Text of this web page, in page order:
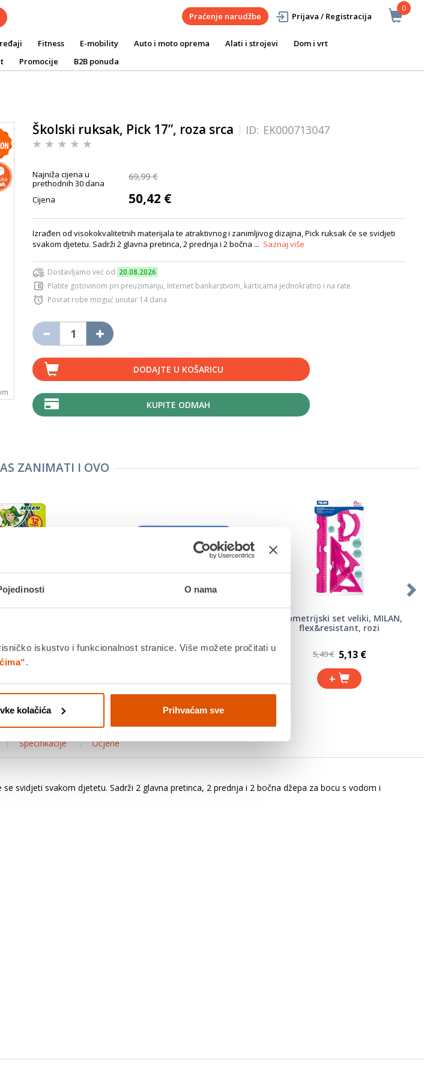
O nama
iskustvo i funkcionalnost stranice. Više možete pročitati u
.
kolačića Prihvaćam sve
0
Praćenje narudžbe Prijava / Registracija
Fitness E-mobility Auto i moto oprema Alati i strojevi
Dom i vrt
Promocije B2B ponuda
Školski ruksak, Pick 17”, roza srca ID: EK000713047
Najniža cijena u
prethodnih 30 dana
69,99 €
Cijena 50,42 €
Izrađen od visokokvalitetnih materijala te atraktivnog i zanimljivog dizajna, Pick ruksak će se svidjeti
svakom djetetu. Sadrži 2 glavna pretinca, 2 prednja i 2 bočna ... Saznaj više
Dostavljamo već od 20.08.2026
Platite gotovinom pri preuzimanju, Internet bankarstvom, karticama jednokratno i na rate
Povrat robe moguć unutar 14 dana
DODAJTE U KOŠARICU
KUPITE ODMAH
ZANIMATI I OVO
€ 10,99 € 12,99 € 7,53 €
Geometrijski set veliki, MILAN,
flex&resistant, rozi
5,49 € 5,13 €
+
Specifikacije Ocjene
se svidjeti svakom djetetu. Sadrži 2 glavna pretinca, 2 prednja i 2 bočna džepa za bocu s vodom i